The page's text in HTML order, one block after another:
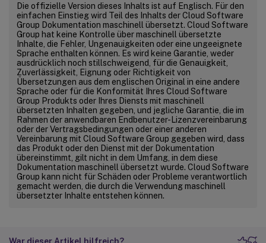
Die offizielle Version dieses Inhalts ist auf Englisch. Für den
einfachen Einstieg wird Teil des Inhalts der Cloud Software
Group Dokumentation maschinell übersetzt. Cloud Software
Group hat keine Kontrolle über maschinell übersetzte
Inhalte, die Fehler, Ungenauigkeiten oder eine ungeeignete
Sprache enthalten können. Es wird keine Garantie, weder
ausdrücklich noch stillschweigend, für die Genauigkeit,
Zuverlässigkeit, Eignung oder Richtigkeit von
Übersetzungen aus dem englischen Original in eine andere
Sprache oder für die Konformität Ihres Cloud Software
Group Produkts oder Ihres Diensts mit maschinell
übersetzten Inhalten gegeben, und jegliche Garantie, die im
Rahmen der anwendbaren Endbenutzer-Lizenzvereinbarung
oder der Vertragsbedingungen oder einer anderen
Vereinbarung mit Cloud Software Group gegeben wird, dass
das Produkt oder den Dienst mit der Dokumentation
übereinstimmt, gilt nicht in dem Umfang, in dem diese
Dokumentation maschinell übersetzt wurde. Cloud Software
Group kann nicht für Schäden oder Probleme verantwortlich
gemacht werden, die durch die Verwendung maschinell
übersetzter Inhalte entstehen können.